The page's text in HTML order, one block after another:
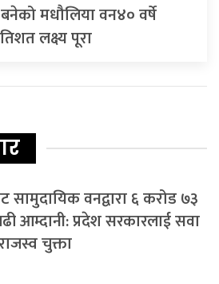
मधौलिया वन४० वर्षे
लक्ष्य पूरा
सामुदायिक वनद्वारा ६ करोड ७३
आम्दानी: प्रदेश सरकारलाई सवा
चुक्ता